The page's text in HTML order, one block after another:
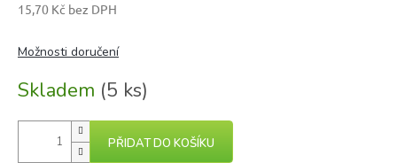
15,70 Kč bez DPH
cena:
Skladem (5 ks)
Možnosti doručení
PŘIDAT DO KOŠÍKU